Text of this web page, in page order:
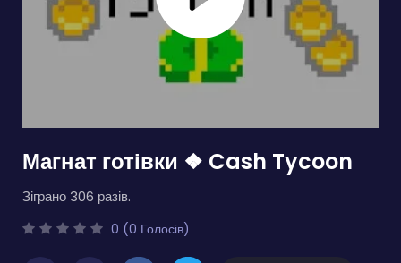
Магнат готівки ❖ Cash Tycoon
Зіграно 306 разів.
0 (0 Голосів)